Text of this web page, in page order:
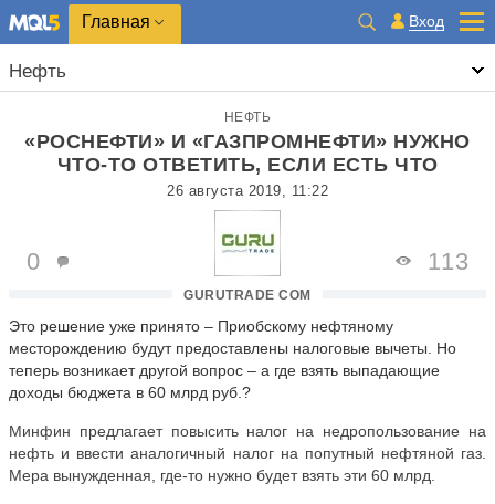
Главная Вход
Нефть
НЕФТЬ
«РОСНЕФТИ» И «ГАЗПРОМНЕФТИ» НУЖНО
ЧТО-ТО ОТВЕТИТЬ, ЕСЛИ ЕСТЬ ЧТО
26 августа 2019, 11:22
GURUTRADE COM
0 113
Это решение уже принято – Приобскому нефтяному
месторождению будут предоставлены налоговые вычеты. Но
теперь возникает другой вопрос – а где взять выпадающие
доходы бюджета в 60 млрд руб.?
Минфин предлагает повысить налог на недропользование на
нефть и ввести аналогичный налог на попутный нефтяной газ.
Мера вынужденная, где-то нужно будет взять эти 60 млрд.